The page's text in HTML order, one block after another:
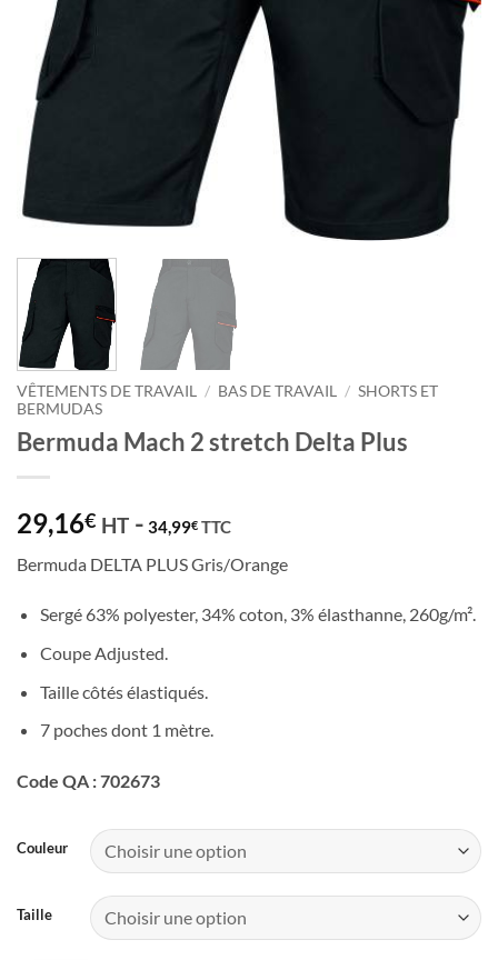
VÊTEMENTS DE TRAVAIL / BAS DE TRAVAIL / SHORTS ET
BERMUDAS
Bermuda Mach 2 stretch Delta Plus
29,16€ HT - 34,99€ TTC
Bermuda DELTA PLUS Gris/Orange
Sergé 63% polyester, 34% coton, 3% élasthanne, 260g/m².
Coupe Adjusted.
Taille côtés élastiqués.
7 poches dont 1 mètre.
Code QA : 702673
Couleur
Taille